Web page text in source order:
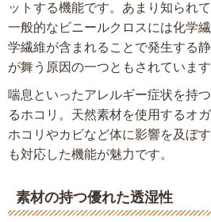
ットする機能です。あまり知られ
一般的なビニールクロスには化学
学繊維が含まれることで発生する
が舞う原因の一つともされています
喘息といったアレルギー症状を持
るホコリ。天然素材を使用するオ
ホコリやカビなど体に影響を及ぼ
も対応した機能が魅力です。
素材の持つ優れた透湿性